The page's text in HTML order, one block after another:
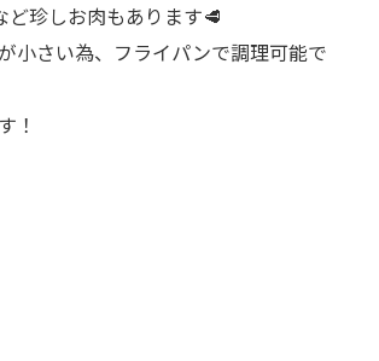
ど珍しお肉もあります🥩
小さい為、フライパンで調理可能で
！